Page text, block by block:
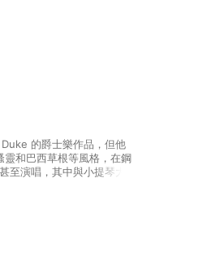
的爵士樂作品，但他
和巴西草根等風格，在鋼
至演唱，其中與小提琴大
曲珍藏。